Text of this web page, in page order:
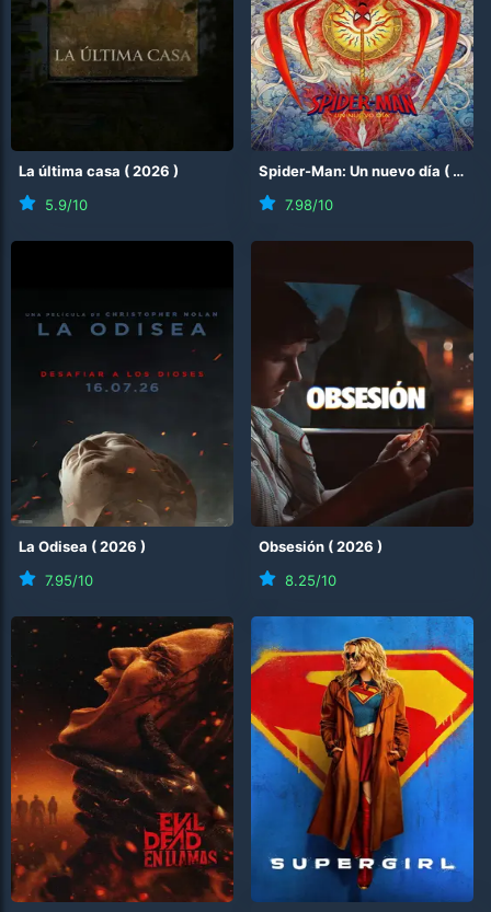
La última casa (2026 )
5.9/10
Spider-Man: Un nuevo día ( 2026
7.98/10
La Odisea (2026 )
7.95/10
Obsesión (2026 )
8.25/10